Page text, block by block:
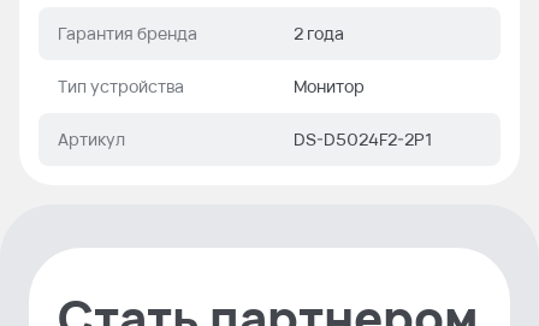
Гарантия бренда 2 года
Тип устройства Монитор
Артикул DS-D5024F2-2P1